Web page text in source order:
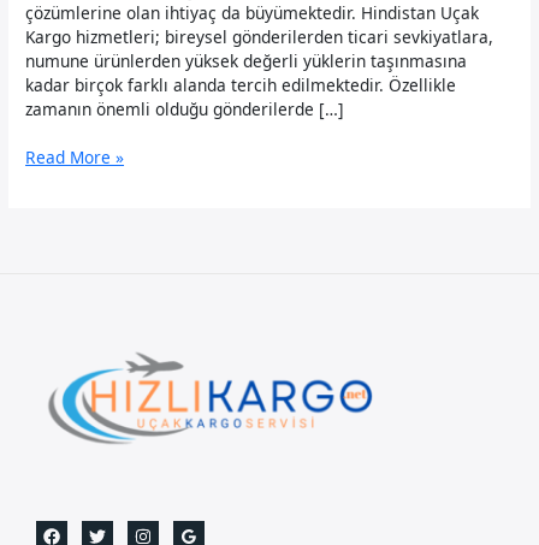
çözümlerine olan ihtiyaç da büyümektedir. Hindistan Uçak
Kargo hizmetleri; bireysel gönderilerden ticari sevkiyatlara,
numune ürünlerden yüksek değerli yüklerin taşınmasına
kadar birçok farklı alanda tercih edilmektedir. Özellikle
zamanın önemli olduğu gönderilerde […]
Hindistan
Read More »